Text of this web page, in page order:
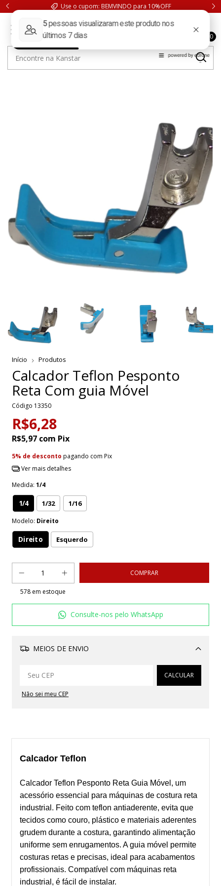
BEMVINDO para 10%OFF FRETE GRÁTIS. Compras
0
Início Produtos
Calcador Teflon Pesponto
Reta Com guia Móvel
Código 13350
R$6,28
R$5,97 com Pix
5% de desconto pagando com Pix
Ver mais detalhes
Medida: 1/4
1/4 1/32 1/16
Modelo: Direito
Direito Esquerdo
578 em estoque
Consulte-nos pelo WhatsApp
MEIOS DE ENVIO
Alterar CEP
CALCULAR
Não sei meu CEP
Calcador Teflon
Calcador Teflon Pesponto Reta Guia Móvel, um
acessório essencial para máquinas de costura reta
industrial. Feito com teflon antiaderente, evita que
tecidos como couro, plástico e materiais aderentes
grudem durante a costura, garantindo alimentação
uniforme sem enrugamentos. A guia móvel permite
costuras retas e precisas, ideal para acabamentos
profissionais. Compatível com máquinas reta
industrial, é fácil de instalar.